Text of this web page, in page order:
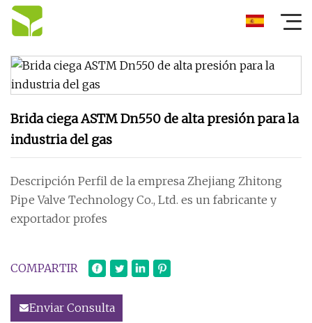
Brida ciega ASTM Dn550 de alta presión para la
industria del gas
Descripción Perfil de la empresa Zhejiang Zhitong
Pipe Valve Technology Co., Ltd. es un fabricante y
exportador profes
COMPARTIR
Enviar Consulta